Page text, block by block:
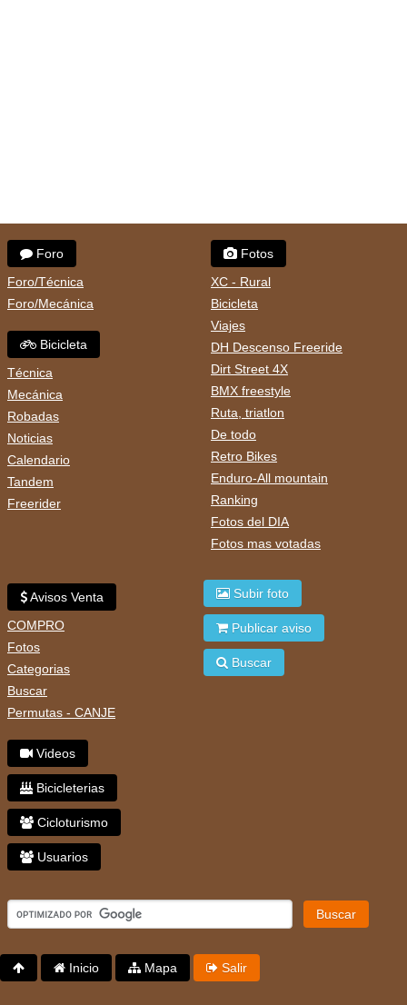
Foro
Foro/Técnica
Foro/Mecánica
Bicicleta
Técnica
Mecánica
Robadas
Noticias
Calendario
Tandem
Freerider
Fotos
XC - Rural
Bicicleta
Viajes
DH Descenso Freeride
Dirt Street 4X
BMX freestyle
Ruta, triatlon
De todo
Retro Bikes
Enduro-All mountain
Ranking
Fotos del DIA
Fotos mas votadas
Avisos Venta
COMPRO
Fotos
Categorias
Buscar
Permutas - CANJE
Videos
Bicicleterias
Cicloturismo
Usuarios
Subir foto
Publicar aviso
Buscar
Buscar
Inicio Mapa Salir